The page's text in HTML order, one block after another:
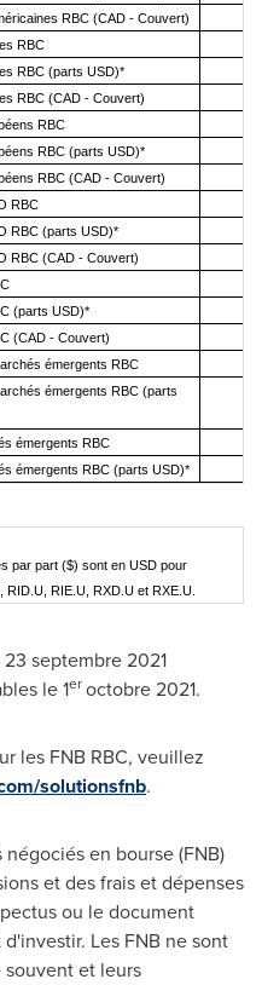
RBC (CAD - Couvert)
RBC
RBC (parts USD)*
RBC (CAD - Couvert)
RBC
RBC (parts USD)*
RBC (CAD - Couvert)
RBC
RBC (parts USD)*
RBC (CAD - Couvert)
(parts USD)*
(CAD - Couvert)
émergents RBC
émergents RBC (parts
émergents RBC
émergents RBC (parts USD)*
par part ($) sont en USD pour
RIE.U, RXD.U et RXE.U.
septembre 2021
le 1eroctobre 2021.
les FNB RBC, veuillez
solutionsfnb.
en bourse (FNB)
et des frais et dépenses
ou le document
Les FNB ne sont
souvent et leurs